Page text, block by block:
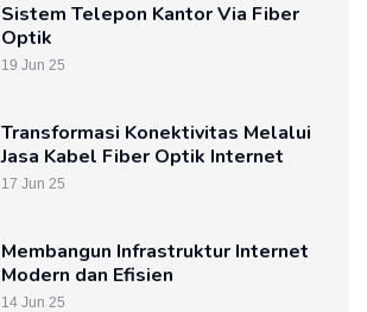
Sistem Telepon Kantor Via Fiber
Optik
19 Jun 25
Transformasi Konektivitas Melalui
Jasa Kabel Fiber Optik Internet
17 Jun 25
Membangun Infrastruktur Internet
Modern dan Efisien
14 Jun 25